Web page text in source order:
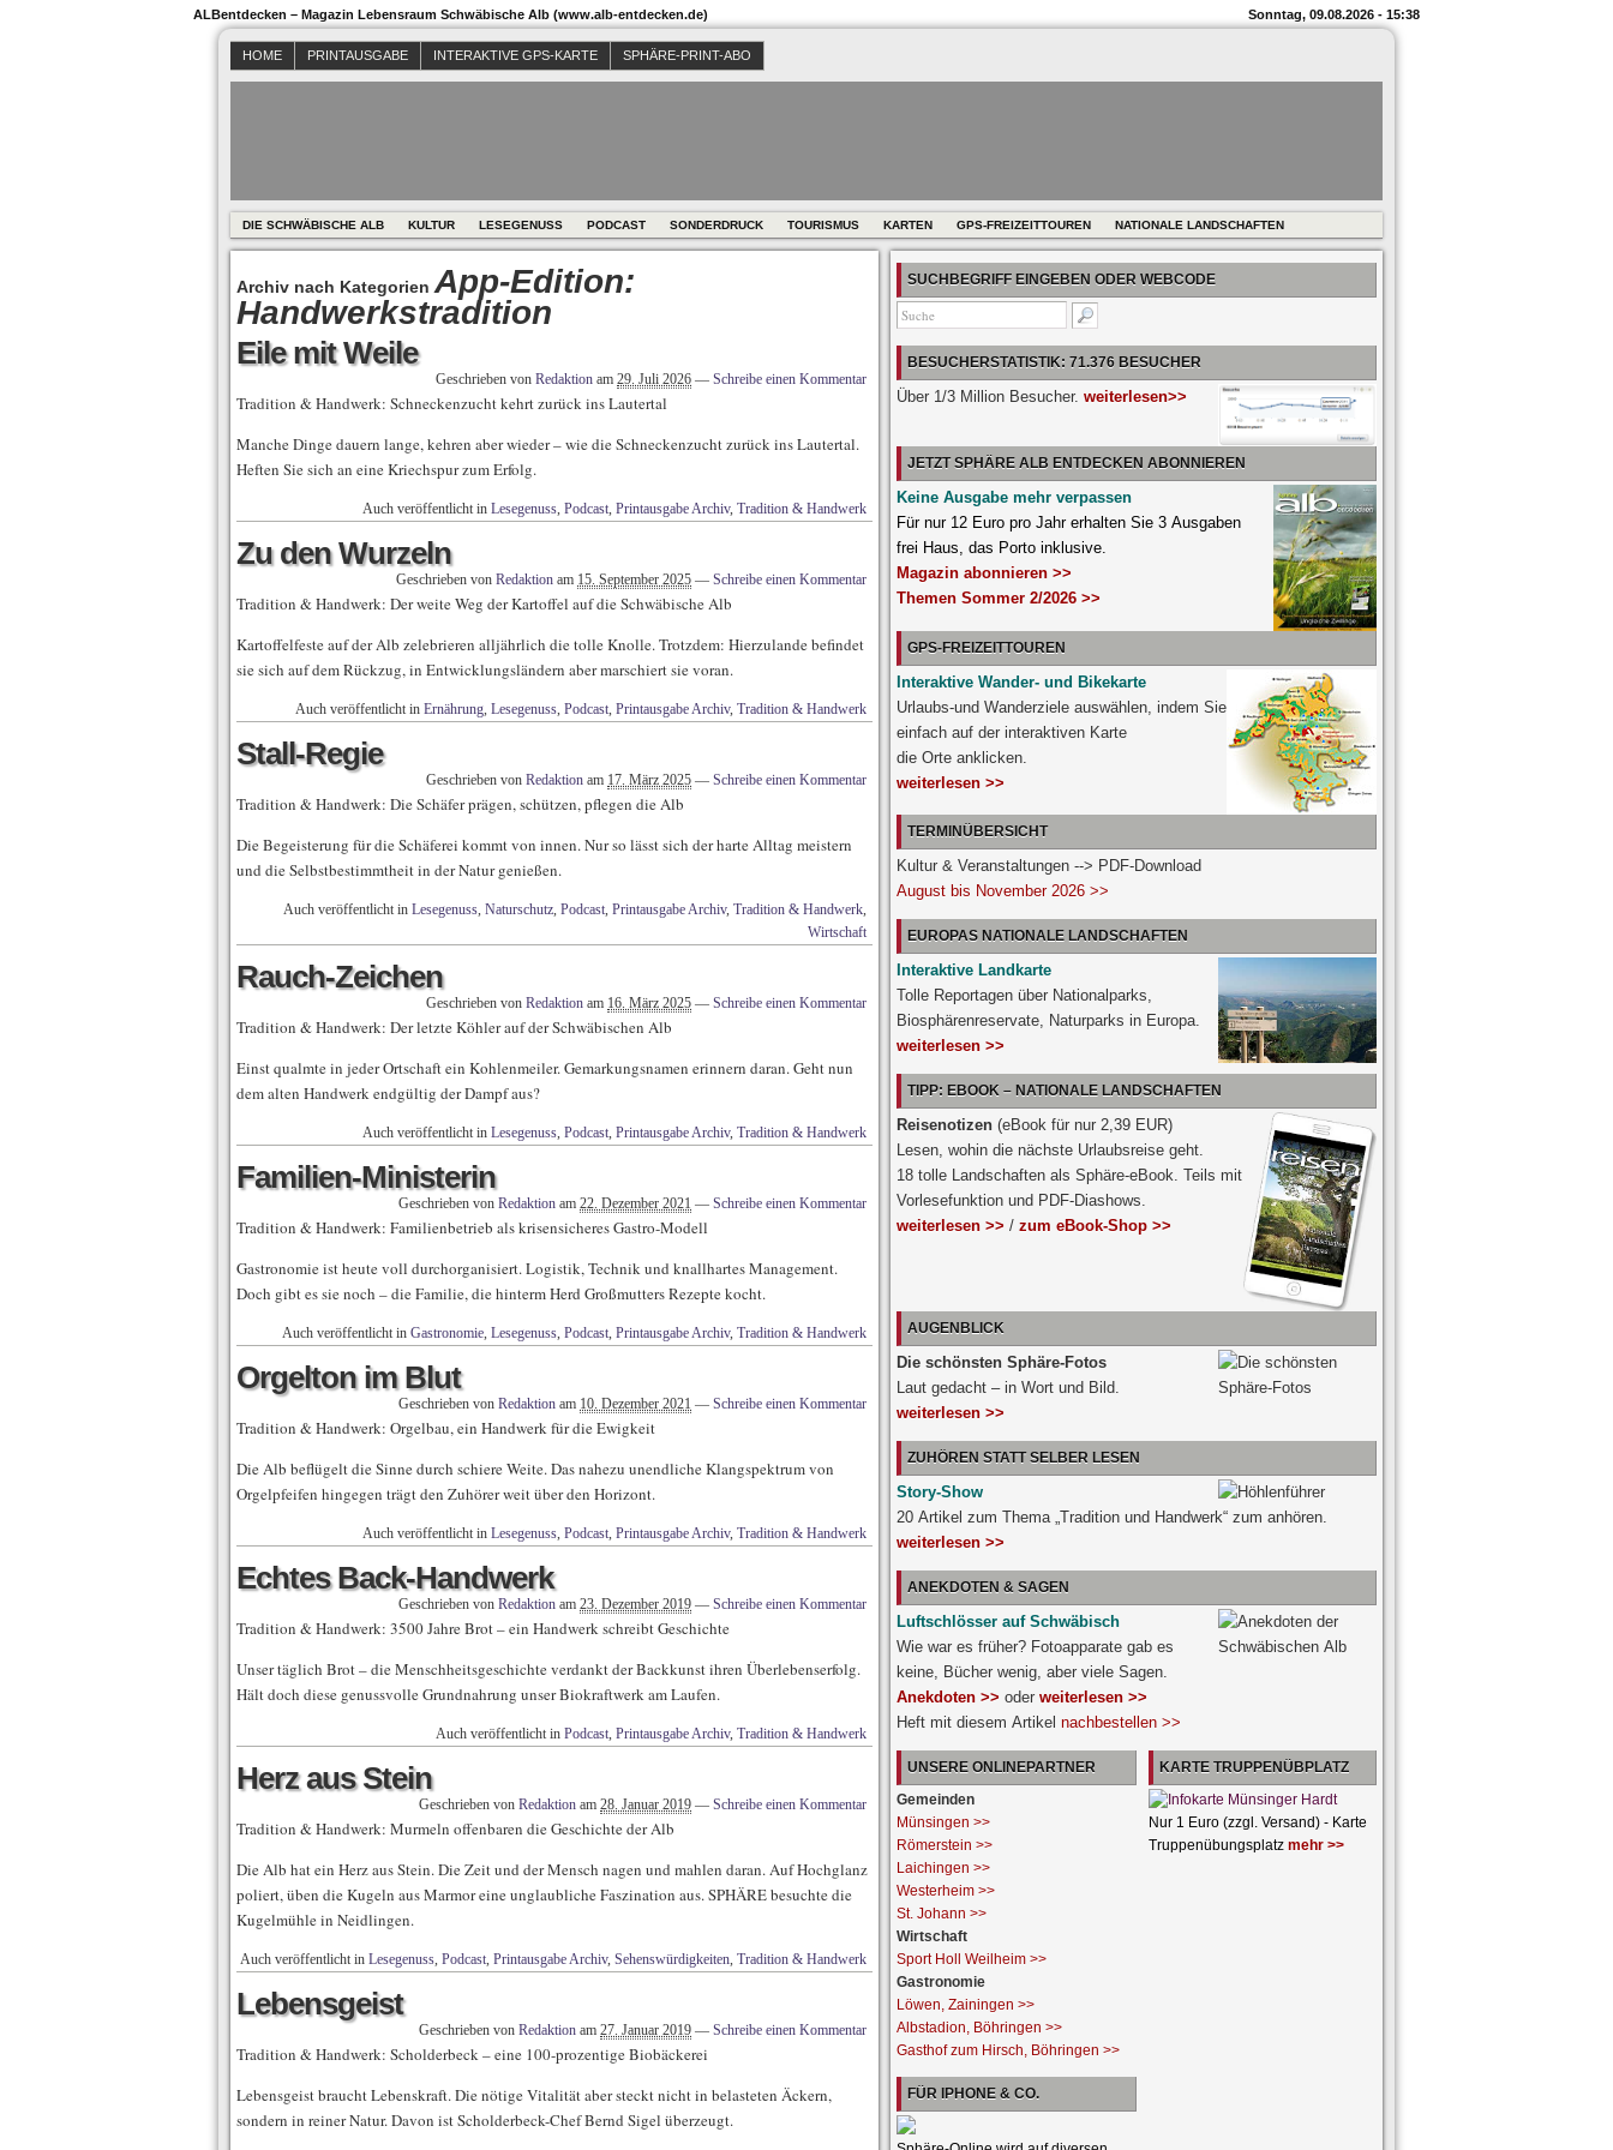
ALBentdecken – Magazin Lebensraum Schwäbische Alb (www.alb-entdecken.de) Sonntag, 09.08.2026 - 15:38
HOME PRINTAUSGABE INTERAKTIVE GPS-KARTE SPHÄRE-PRINT-ABO
DIE SCHWÄBISCHE ALB KULTUR LESEGENUSS PODCAST SONDERDRUCK TOURISMUS KARTEN GPS-FREIZEITTOUREN NATIONALE LANDSCHAFTEN
Archiv nach Kategorien App-Edition:
Handwerkstradition
Eile mit Weile
Geschrieben von Redaktion am 29. Juli 2026 — Schreibe einen Kommentar
Tradition & Handwerk: Schneckenzucht kehrt zurück ins Lautertal
Manche Dinge dauern lange, kehren aber wieder – wie die Schneckenzucht zurück ins Lautertal.
Heften Sie sich an eine Kriechspur zum Erfolg.
Auch veröffentlicht in Lesegenuss, Podcast, Printausgabe Archiv, Tradition & Handwerk
Zu den Wurzeln
Geschrieben von Redaktion am 15. September 2025 — Schreibe einen Kommentar
Tradition & Handwerk: Der weite Weg der Kartoffel auf die Schwäbische Alb
Kartoffelfeste auf der Alb zelebrieren alljährlich die tolle Knolle. Trotzdem: Hierzulande befindet
sie sich auf dem Rückzug, in Entwicklungsländern aber marschiert sie voran.
Auch veröffentlicht in Ernährung, Lesegenuss, Podcast, Printausgabe Archiv, Tradition & Handwerk
Stall-Regie
Geschrieben von Redaktion am 17. März 2025 — Schreibe einen Kommentar
Tradition & Handwerk: Die Schäfer prägen, schützen, pflegen die Alb
Die Begeisterung für die Schäferei kommt von innen. Nur so lässt sich der harte Alltag meistern
und die Selbstbestimmtheit in der Natur genießen.
Auch veröffentlicht in Lesegenuss, Naturschutz, Podcast, Printausgabe Archiv, Tradition & Handwerk,
Wirtschaft
Rauch-Zeichen
Geschrieben von Redaktion am 16. März 2025 — Schreibe einen Kommentar
Tradition & Handwerk: Der letzte Köhler auf der Schwäbischen Alb
Einst qualmte in jeder Ortschaft ein Kohlenmeiler. Gemarkungsnamen erinnern daran. Geht nun
dem alten Handwerk endgültig der Dampf aus?
Auch veröffentlicht in Lesegenuss, Podcast, Printausgabe Archiv, Tradition & Handwerk
Familien-Ministerin
Geschrieben von Redaktion am 22. Dezember 2021 — Schreibe einen Kommentar
Tradition & Handwerk: Familienbetrieb als krisensicheres Gastro-Modell
Gastronomie ist heute voll durchorganisiert. Logistik, Technik und knallhartes Management.
Doch gibt es sie noch – die Familie, die hinterm Herd Großmutters Rezepte kocht.
Auch veröffentlicht in Gastronomie, Lesegenuss, Podcast, Printausgabe Archiv, Tradition & Handwerk
Orgelton im Blut
Geschrieben von Redaktion am 10. Dezember 2021 — Schreibe einen Kommentar
Tradition & Handwerk: Orgelbau, ein Handwerk für die Ewigkeit
Die Alb beflügelt die Sinne durch schiere Weite. Das nahezu unendliche Klangspektrum von
Orgelpfeifen hingegen trägt den Zuhörer weit über den Horizont.
Auch veröffentlicht in Lesegenuss, Podcast, Printausgabe Archiv, Tradition & Handwerk
Echtes Back-Handwerk
Geschrieben von Redaktion am 23. Dezember 2019 — Schreibe einen Kommentar
Tradition & Handwerk: 3500 Jahre Brot – ein Handwerk schreibt Geschichte
Unser täglich Brot – die Menschheitsgeschichte verdankt der Backkunst ihren Überlebenserfolg.
Hält doch diese genussvolle Grundnahrung unser Biokraftwerk am Laufen.
Auch veröffentlicht in Podcast, Printausgabe Archiv, Tradition & Handwerk
Herz aus Stein
Geschrieben von Redaktion am 28. Januar 2019 — Schreibe einen Kommentar
Tradition & Handwerk: Murmeln offenbaren die Geschichte der Alb
Die Alb hat ein Herz aus Stein. Die Zeit und der Mensch nagen und mahlen daran. Auf Hochglanz
poliert, üben die Kugeln aus Marmor eine unglaubliche Faszination aus. SPHÄRE besuchte die
Kugelmühle in Neidlingen.
Auch veröffentlicht in Lesegenuss, Podcast, Printausgabe Archiv, Sehenswürdigkeiten, Tradition & Handwerk
Lebensgeist
Geschrieben von Redaktion am 27. Januar 2019 — Schreibe einen Kommentar
Tradition & Handwerk: Scholderbeck – eine 100-prozentige Biobäckerei
Lebensgeist braucht Lebenskraft. Die nötige Vitalität aber steckt nicht in belasteten Äckern,
sondern in reiner Natur. Davon ist Scholderbeck-Chef Bernd Sigel überzeugt.
SUCHBEGRIFF EINGEBEN ODER WEBCODE
BESUCHERSTATISTIK: 71.376 BESUCHER
Über 1/3 Million Besucher. weiterlesen>>
JETZT SPHÄRE ALB ENTDECKEN ABONNIEREN
Keine Ausgabe mehr verpassen
Für nur 12 Euro pro Jahr erhalten Sie 3 Ausgaben
frei Haus, das Porto inklusive.
Magazin abonnieren >>
Themen Sommer 2/2026 >>
GPS-FREIZEITTOUREN
Interaktive Wander- und Bikekarte
Urlaubs-und Wanderziele auswählen, indem Sie
einfach auf der interaktiven Karte
die Orte anklicken.
weiterlesen >>
TERMINÜBERSICHT
Kultur & Veranstaltungen --> PDF-Download
August bis November 2026 >>
EUROPAS NATIONALE LANDSCHAFTEN
Interaktive Landkarte
Tolle Reportagen über Nationalparks,
Biosphärenreservate, Naturparks in Europa.
weiterlesen >>
TIPP: EBOOK – NATIONALE LANDSCHAFTEN
Reisenotizen (eBook für nur 2,39 EUR)
Lesen, wohin die nächste Urlaubsreise geht.
18 tolle Landschaften als Sphäre-eBook. Teils mit
Vorlesefunktion und PDF-Diashows.
weiterlesen >> / zum eBook-Shop >>
AUGENBLICK
Die schönsten Sphäre-Fotos
Laut gedacht – in Wort und Bild.
weiterlesen >>
ZUHÖREN STATT SELBER LESEN
Story-Show
20 Artikel zum Thema „Tradition und Handwerk“ zum anhören.
weiterlesen >>
ANEKDOTEN & SAGEN
Luftschlösser auf Schwäbisch
Wie war es früher? Fotoapparate gab es
keine, Bücher wenig, aber viele Sagen.
Anekdoten >> oder weiterlesen >>
Heft mit diesem Artikel nachbestellen >>
UNSERE ONLINEPARTNER
Gemeinden
Münsingen >>
Römerstein >>
Laichingen >>
Westerheim >>
St. Johann >>
Wirtschaft
Sport Holl Weilheim >>
Gastronomie
Löwen, Zainingen >>
Albstadion, Böhringen >>
Gasthof zum Hirsch, Böhringen >>
FÜR IPHONE & CO.
KARTE TRUPPENÜBPLATZ
Nur 1 Euro (zzgl. Versand) - Karte
Truppenübungsplatz mehr >>